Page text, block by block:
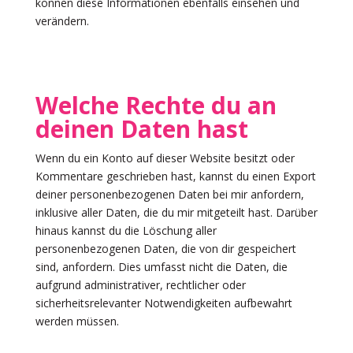
verändern.
Welche Rechte du an
deinen Daten hast
Wenn du ein Konto auf dieser Website besitzt oder
Kommentare geschrieben hast, kannst du einen Export
deiner personenbezogenen Daten bei mir anfordern,
inklusive aller Daten, die du mir mitgeteilt hast. Darüber
hinaus kannst du die Löschung aller
personenbezogenen Daten, die von dir gespeichert
sind, anfordern. Dies umfasst nicht die Daten, die
aufgrund administrativer, rechtlicher oder
sicherheitsrelevanter Notwendigkeiten aufbewahrt
werden müssen.